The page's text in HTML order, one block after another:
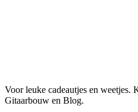
Voor leuke cadeautjes en weetjes.
Gitaarbouw en Blog.